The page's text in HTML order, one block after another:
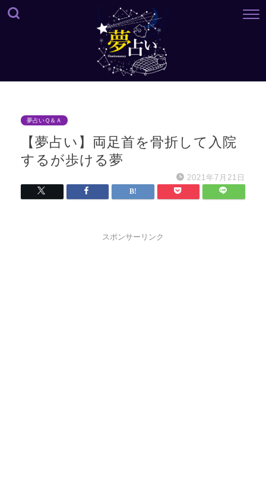
夢占いＱ＆Ａ
【夢占い】両足首を骨折して入院
するが歩ける夢
2021年7月21日
スポンサーリンク